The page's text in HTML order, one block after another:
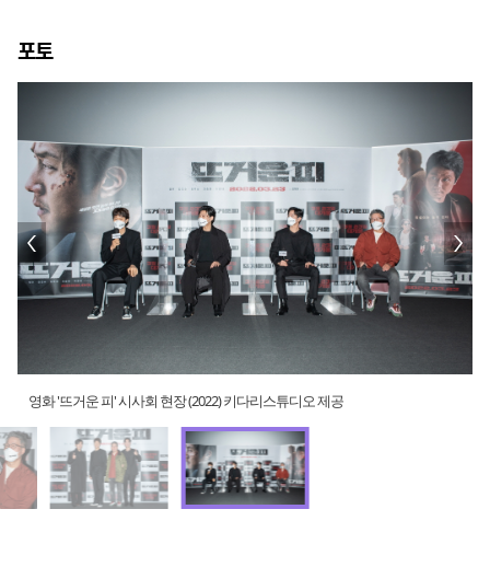
포토
영화 '뜨거운 피' 시사회 현장 (2022) 키다리스튜디오 제공